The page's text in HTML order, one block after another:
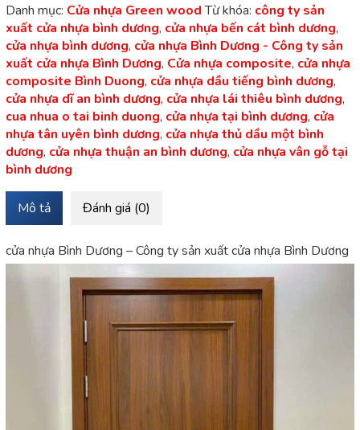
Danh mục: Cửa nhựa Green wood Từ khóa: công ty sản
xuất cửa nhựa bình dương, cửa nhựa bến cát bình dương,
cửa nhựa bình dương, cửa nhựa Bình Dương - Công ty sản
xuất cửa nhựa Bình Dương, Cửa nhựa composite, cửa nhựa
composite Bình Duong, cửa nhựa dầu tiếng bình dương,
cửa nhựa dĩ an bình dương, cửa nhựa lái thiêu bình dương,
cua nhua o tai binh duong, cửa nhựa tại bình dương, cửa
nhựa tân uyên bình dương, cửa nhựa thủ dầu một bình
dương, cửa nhựa thuận an bình dương, cửa nhựa vân gỗ tại
bình dương
Mô tả Đánh giá (0)
cửa nhựa Bình Dương – Công ty sản xuất cửa nhựa Bình Dương